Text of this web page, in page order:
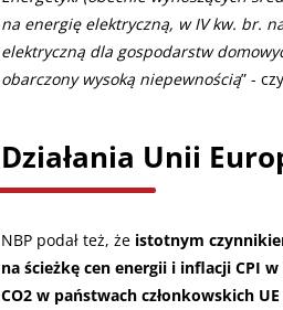
na energię elektryczną, w IV kw. br.
elektryczną dla gospodarstw
obarczony wysoką niepewnością” -
Działania Unii
NBP podał też, że istotnym
na ścieżkę cen energii i inflacji CPI
CO2 w państwach członkowskich